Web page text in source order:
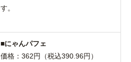
す。
■にゃんパフェ
価格：362円（税込390.96円）